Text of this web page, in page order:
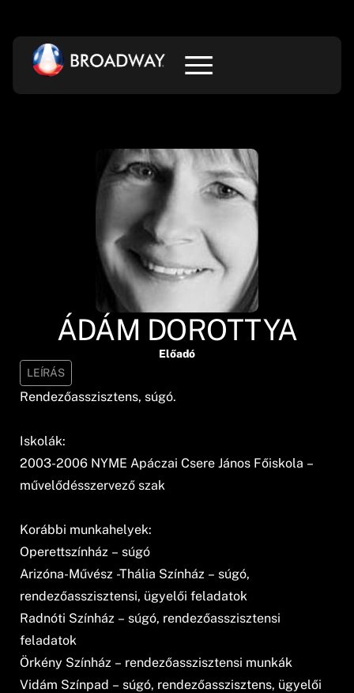
ÁDÁM DOROTTYA
Előadó
LEÍRÁS
Rendezőasszisztens, súgó.
Iskolák:
2003-2006 NYME Apáczai Csere János Főiskola –
művelődésszervező szak
Korábbi munkahelyek:
Operettszínház – súgó
Arizóna-Művész -Thália Színház – súgó,
rendezőasszisztensi, ügyelői feladatok
Radnóti Színház – súgó, rendezőasszisztensi
feladatok
Örkény Színház – rendezőasszisztensi munkák
Vidám Színpad – súgó, rendezőasszisztens, ügyelői